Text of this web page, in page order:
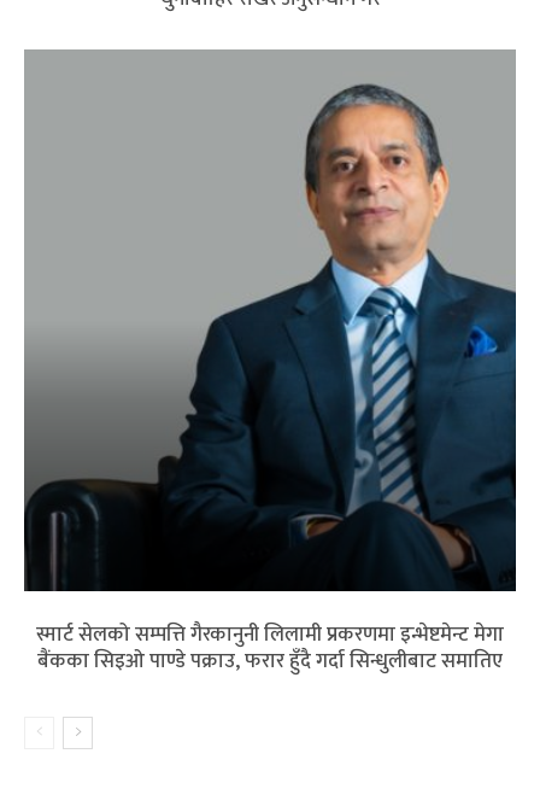
स्मार्ट सेलको सम्पत्ति गैरकानुनी लिलामी प्रकरणमा इन्भेष्टमेन्ट मेगा
बैंकका सिइओ पाण्डे पक्राउ, फरार हुँदै गर्दा सिन्धुलीबाट समातिए